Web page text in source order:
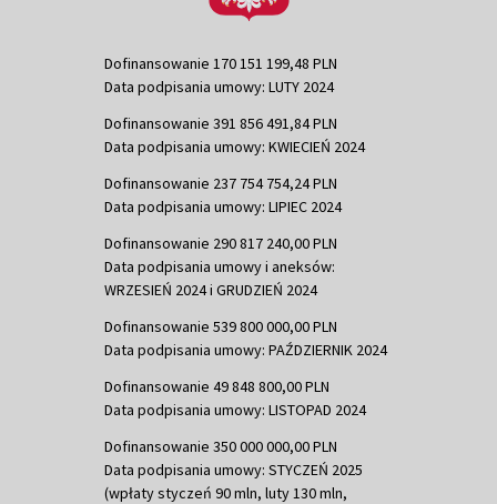
Dofinansowanie 170 151 199,48 PLN
Data podpisania umowy: LUTY 2024
Dofinansowanie 391 856 491,84 PLN
Data podpisania umowy: KWIECIEŃ 2024
Dofinansowanie 237 754 754,24 PLN
Data podpisania umowy: LIPIEC 2024
Dofinansowanie 290 817 240,00 PLN
Data podpisania umowy i aneksów:
WRZESIEŃ 2024 i GRUDZIEŃ 2024
Dofinansowanie 539 800 000,00 PLN
Data podpisania umowy: PAŹDZIERNIK 2024
Dofinansowanie 49 848 800,00 PLN
Data podpisania umowy: LISTOPAD 2024
Dofinansowanie 350 000 000,00 PLN
Data podpisania umowy: STYCZEŃ 2025
(wpłaty styczeń 90 mln, luty 130 mln,